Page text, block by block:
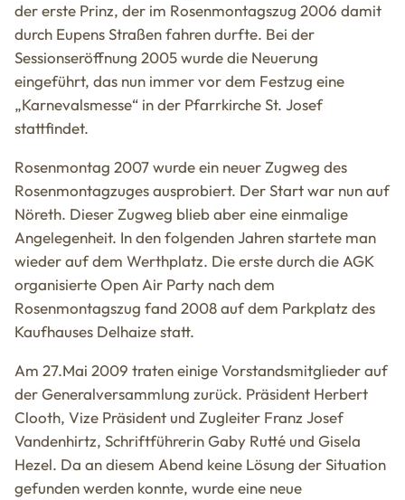
der erste Prinz, der im Rosenmontagszug 2006 damit
durch Eupens Straßen fahren durfte. Bei der
Sessionseröffnung 2005 wurde die Neuerung
eingeführt, das nun immer vor dem Festzug eine
„Karnevalsmesse“ in der Pfarrkirche St. Josef
stattfindet.
Rosenmontag 2007 wurde ein neuer Zugweg des
Rosenmontagzuges ausprobiert. Der Start war nun auf
Nöreth. Dieser Zugweg blieb aber eine einmalige
Angelegenheit. In den folgenden Jahren startete man
wieder auf dem Werthplatz. Die erste durch die AGK
organisierte Open Air Party nach dem
Rosenmontagszug fand 2008 auf dem Parkplatz des
Kaufhauses Delhaize statt.
Am 27.Mai 2009 traten einige Vorstandsmitglieder auf
der Generalversammlung zurück. Präsident Herbert
Clooth, Vize Präsident und Zugleiter Franz Josef
Vandenhirtz, Schriftführerin Gaby Rutté und Gisela
Hezel. Da an diesem Abend keine Lösung der Situation
gefunden werden konnte, wurde eine neue